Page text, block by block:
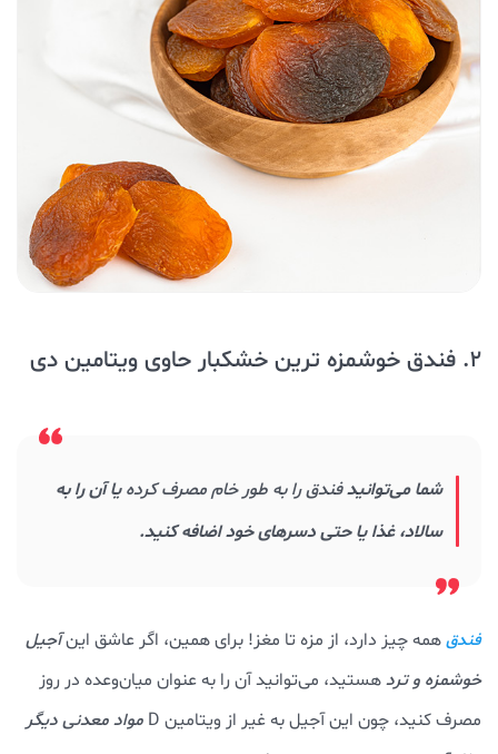
2. فندق خوشمزه ترین خشکبار حاوی ویتامین دی
شما می‌توانیدفندق را به طور خام مصرف کردهیا آن را به
سالاد، غذا یا حتی دسرهای خود اضافه کنید.
فندقهمه چیز دارد، از مزه تا مغز! برای همین، اگر عاشق اینآجیل
خوشمزه و تردهستید، می‌توانید آن را به عنوان میان‌وعده در روز
مصرف کنید، چون این آجیل به غیر از ویتامین D
مواد معدنی دیگر